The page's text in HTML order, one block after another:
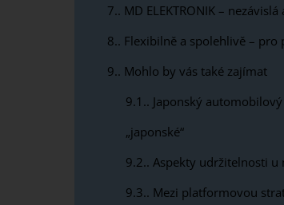
7. MD ELEKTRONIK –
8. Flexibilně a spolehlivě – pro
9. Mohlo by vás také zajímat
9.1. Japonský
„japonské“
9.2. Aspekty udržitelnosti
9.3. Mezi platformovou